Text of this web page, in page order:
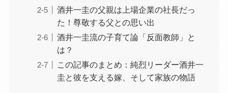
酒井一圭の父親は上場企業の社長だっ
た！尊敬する父との思い出
酒井一圭流の子育て論「反面教師」と
は？
この記事のまとめ：純烈リーダー酒井一
圭と彼を支える嫁、そして家族の物語